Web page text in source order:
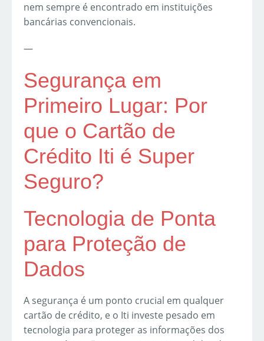
nem sempre é encontrado em instituições
bancárias convencionais.
—
Segurança em
Primeiro Lugar: Por
que o Cartão de
Crédito Iti é Super
Seguro?
Tecnologia de Ponta
para Proteção de
Dados
A segurança é um ponto crucial em qualquer
cartão de crédito, e o Iti investe pesado em
tecnologia para proteger as informações dos